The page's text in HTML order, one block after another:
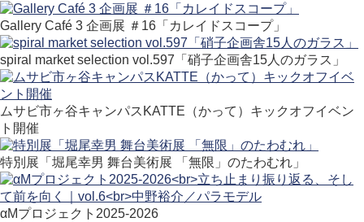
Gallery Café 3 企画展 ＃16「カレイドスコープ」
spiral market selection vol.597「硝子企画舎15人のガラス」
ムサビ市ヶ谷キャンパスKATTE（かって）キックオフイベン
ト開催
特別展「堀尾幸男 舞台美術展 「無限」のたわむれ」
αMプロジェクト2025-2026